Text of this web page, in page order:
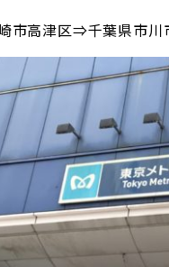
市高津区⇒千葉県市川